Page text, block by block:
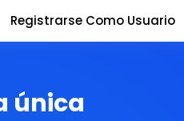
Registrarse Como Usuario
única